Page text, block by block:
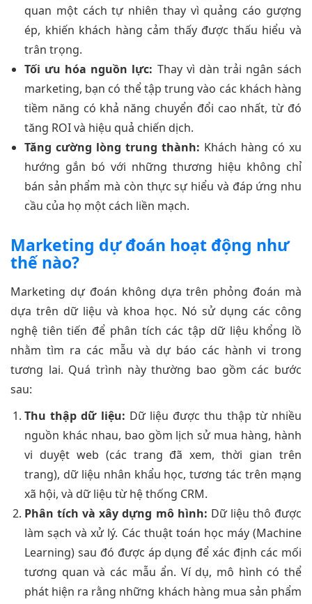
quan một cách tự nhiên thay vì quảng cáo gượng
ép, khiến khách hàng cảm thấy được thấu hiểu và
trân trọng.
Tối ưu hóa nguồn lực: Thay vì dàn trải ngân sách
marketing, bạn có thể tập trung vào các khách hàng
tiềm năng có khả năng chuyển đổi cao nhất, từ đó
tăng ROI và hiệu quả chiến dịch.
Tăng cường lòng trung thành: Khách hàng có xu
hướng gắn bó với những thương hiệu không chỉ
bán sản phẩm mà còn thực sự hiểu và đáp ứng nhu
cầu của họ một cách liền mạch.
Marketing dự đoán hoạt động như
thế nào?
Marketing dự đoán không dựa trên phỏng đoán mà
dựa trên dữ liệu và khoa học. Nó sử dụng các công
nghệ tiên tiến để phân tích các tập dữ liệu khổng lồ
nhằm tìm ra các mẫu và dự báo các hành vi trong
tương lai. Quá trình này thường bao gồm các bước
sau:
Thu thập dữ liệu: Dữ liệu được thu thập từ nhiều
nguồn khác nhau, bao gồm lịch sử mua hàng, hành
vi duyệt web (các trang đã xem, thời gian trên
trang), dữ liệu nhân khẩu học, tương tác trên mạng
xã hội, và dữ liệu từ hệ thống CRM.
Phân tích và xây dựng mô hình: Dữ liệu thô được
làm sạch và xử lý. Các thuật toán học máy (Machine
Learning) sau đó được áp dụng để xác định các mối
tương quan và các mẫu ẩn. Ví dụ, mô hình có thể
phát hiện ra rằng những khách hàng mua sản phẩm